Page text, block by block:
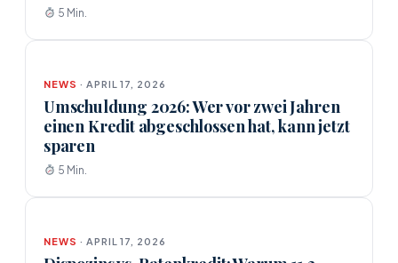
5 Min.
NEWS · APRIL 17, 2026
Umschuldung 2026: Wer vor zwei Jahren
einen Kredit abgeschlossen hat, kann jetzt
sparen
5 Min.
NEWS · APRIL 17, 2026